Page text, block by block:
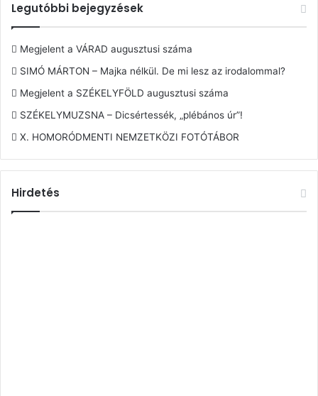
Legutóbbi bejegyzések
Megjelent a VÁRAD augusztusi száma
SIMÓ MÁRTON – Majka nélkül. De mi lesz az irodalommal?
Megjelent a SZÉKELYFÖLD augusztusi száma
SZÉKELYMUZSNA – Dicsértessék, „plébános úr”!
X. HOMORÓDMENTI NEMZETKÖZI FOTÓTÁBOR
Hirdetés